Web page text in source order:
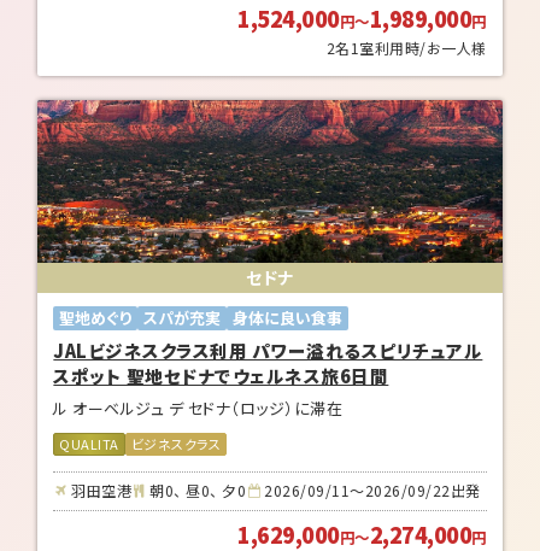
1,524,000円～1,989,000円
2名1室利用時/お一人様
セドナ
聖地めぐり スパが充実 身体に良い食事
JALビジネスクラス利用 パワー溢れるスピリチュアル
スポット 聖地セドナでウェルネス旅6日間
ル オーベルジュ デ セドナ（ロッジ）に滞在
QUALITA ビジネスクラス
羽田空港 朝0、 昼0、 夕0 2026/09/11～2026/09/22出発
1,629,000円～2,274,000円